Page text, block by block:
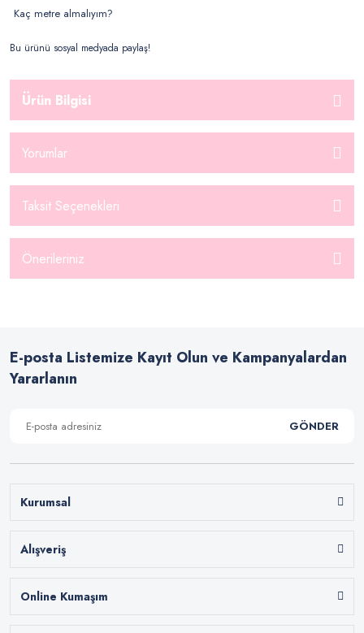
Kaç metre almalıyım?
Bu ürünü sosyal medyada paylaş!
Ürün Bilgisi
Yorumlar
Taksit Seçenekleri
Önerileriniz
E-posta Listemize Kayıt Olun ve Kampanyalardan
Yararlanın
GÖNDER
Kurumsal
Alışveriş
Online Kumaşım